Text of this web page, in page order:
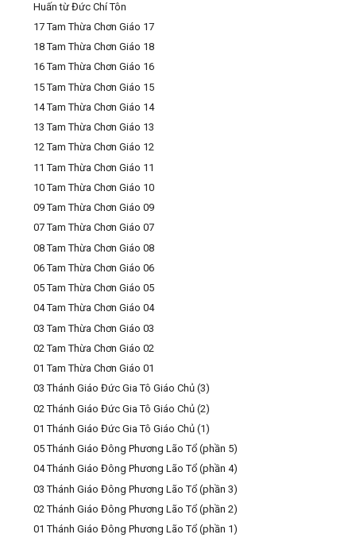
Huấn từ Đức Chí Tôn
17 Tam Thừa Chơn Giáo 17
18 Tam Thừa Chơn Giáo 18
16 Tam Thừa Chơn Giáo 16
15 Tam Thừa Chơn Giáo 15
14 Tam Thừa Chơn Giáo 14
13 Tam Thừa Chơn Giáo 13
12 Tam Thừa Chơn Giáo 12
11 Tam Thừa Chơn Giáo 11
10 Tam Thừa Chơn Giáo 10
09 Tam Thừa Chơn Giáo 09
07 Tam Thừa Chơn Giáo 07
08 Tam Thừa Chơn Giáo 08
06 Tam Thừa Chơn Giáo 06
05 Tam Thừa Chơn Giáo 05
04 Tam Thừa Chơn Giáo 04
03 Tam Thừa Chơn Giáo 03
02 Tam Thừa Chơn Giáo 02
01 Tam Thừa Chơn Giáo 01
03 Thánh Giáo Đức Gia Tô Giáo Chủ (3)
02 Thánh Giáo Đức Gia Tô Giáo Chủ (2)
01 Thánh Giáo Đức Gia Tô Giáo Chủ (1)
05 Thánh Giáo Đông Phương Lão Tổ (phần 5)
04 Thánh Giáo Đông Phương Lão Tổ (phần 4)
03 Thánh Giáo Đông Phương Lão Tổ (phần 3)
02 Thánh Giáo Đông Phương Lão Tổ (phần 2)
01 Thánh Giáo Đông Phương Lão Tổ (phần 1)